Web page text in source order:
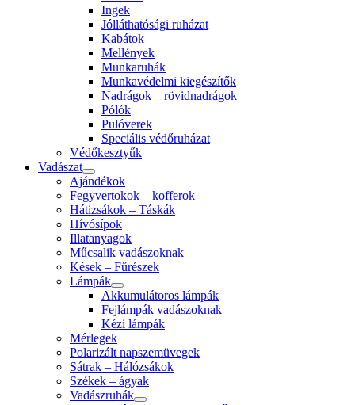
Ingek
Jólláthatósági ruházat
Kabátok
Mellények
Munkaruhák
Munkavédelmi kiegészítők
Nadrágok – rövidnadrágok
Pólók
Pulóverek
Speciális védőruházat
Védőkesztyűk
Vadászat
Ajándékok
Fegyvertokok – kofferok
Hátizsákok – Táskák
Hívósípok
Illatanyagok
Műcsalik vadászoknak
Kések – Fűrészek
Lámpák
Akkumulátoros lámpák
Fejlámpák vadászoknak
Kézi lámpák
Mérlegek
Polarizált napszemüvegek
Sátrak – Hálózsákok
Székek – ágyak
Vadászruhák